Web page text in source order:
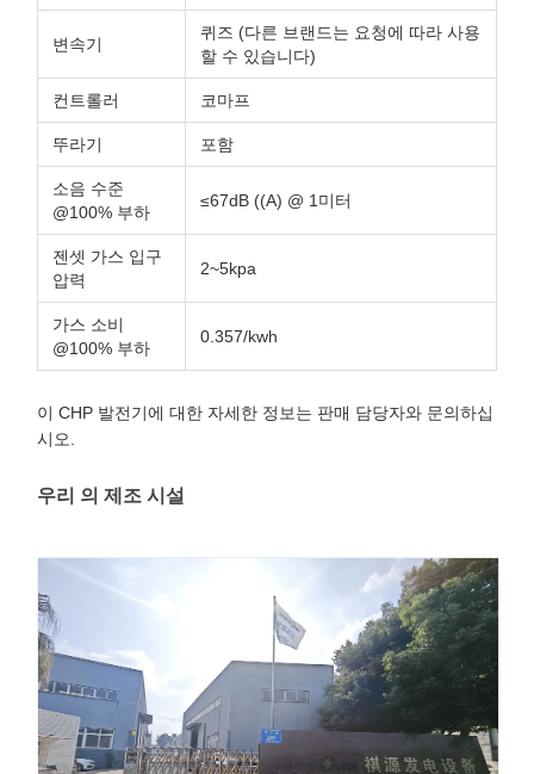
변속기
퀴즈 (다른 브랜드는 요청에 따라 사용
할 수 있습니다)
컨트롤러 코마프
뚜라기 포함
소음 수준
@100% 부하
≤67dB ((A) @ 1미터
젠셋 가스 입구
압력
2~5kpa
가스 소비
@100% 부하
0.357/kwh
이 CHP 발전기에 대한 자세한 정보는 판매 담당자와 문의하십
시오.
우리 의 제조 시설